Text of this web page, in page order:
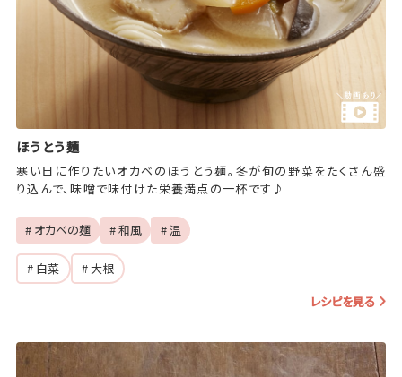
ほうとう麺
寒い日に作りたいオカベのほうとう麺。冬が旬の野菜をたくさん盛
り込んで、味噌で味付けた栄養満点の一杯です♪
# オカベの麺 # 和風 # 温
# 白菜
# 大根
レシピを見る